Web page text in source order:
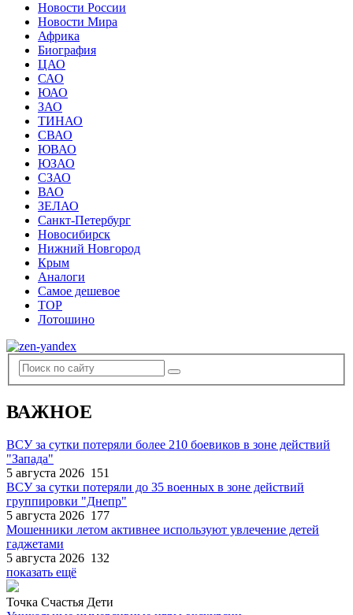
Новости России
Новости Мира
Африка
Биография
ЦАО
САО
ЮАО
ЗАО
ТИНАО
СВАО
ЮВАО
ЮЗАО
СЗАО
ВАО
ЗЕЛАО
Санкт-Петербург
Новосибирск
Нижний Новгород
Крым
Аналоги
Самое дешевое
TOP
Лотошино
ВАЖНОЕ
ВСУ за сутки потеряли более 210 боевиков в зоне действий
"Запада"
5 августа 2026 151
ВСУ за сутки потеряли до 35 военных в зоне действий
группировки "Днепр"
5 августа 2026 177
Мошенники летом активнее используют увлечение детей
гаджетами
5 августа 2026 132
показать ещё
Точка Счастья Дети